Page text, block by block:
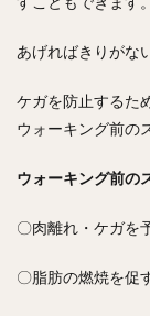
あげればきりがな
ケガを防止するた
ウォーキング前の
ウォーキング前の
〇肉離れ・ケガを
〇脂肪の燃焼を促